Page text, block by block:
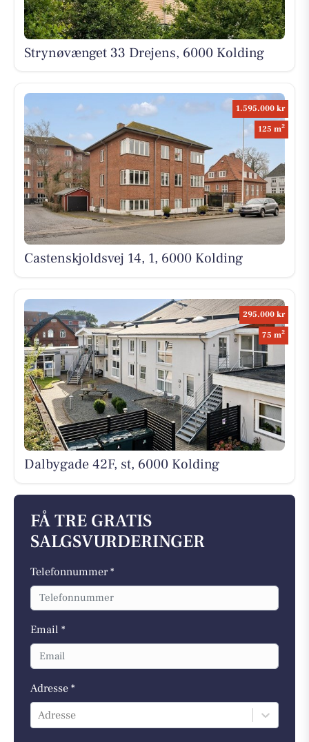
Strynøvænget 33 Drejens, 6000 Kolding
1.595.000 kr
125 m2
Castenskjoldsvej 14, 1, 6000 Kolding
295.000 kr
75 m2
Dalbygade 42F, st, 6000 Kolding
FÅ TRE GRATIS
SALGSVURDERINGER
Telefonnummer *
Email *
Adresse *
Adresse